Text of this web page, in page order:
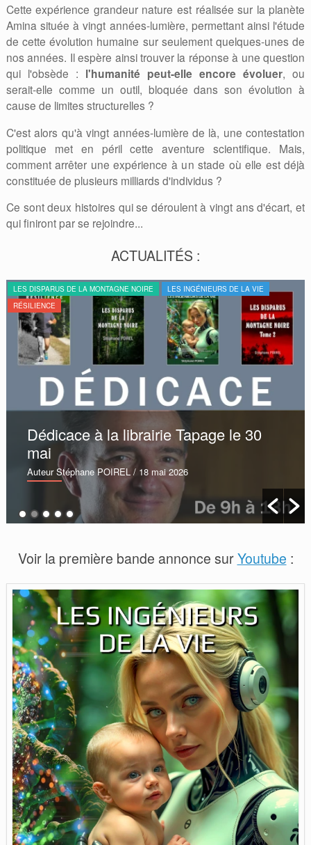
Cette expérience grandeur nature est réalisée sur la planète
Amina située à vingt années-lumière, permettant ainsi l'étude
de cette évolution humaine sur seulement quelques-unes de
nos années. Il espère ainsi trouver la réponse à une question
qui l'obsède : l'humanité peut-elle encore évoluer, ou
serait-elle comme un outil, bloquée dans son évolution à
cause de limites structurelles ?
C'est alors qu'à vingt années-lumière de là, une contestation
politique met en péril cette aventure scientifique. Mais,
comment arrêter une expérience à un stade où elle est déjà
constituée de plusieurs milliards d'individus ?
Ce sont deux histoires qui se déroulent à vingt ans d'écart, et
qui finiront par se rejoindre...
ACTUALITÉS :
LES DISPARUS DE LA MONTAGNE NOIRE
LES INGÉNIEURS DE LA VIE
RÉSILIENCE
Dédicace à la librairie Tapage le 30
mai
Auteur Stéphane POIREL/ 18 mai 2026
Voir la première bande annonce surYoutube :